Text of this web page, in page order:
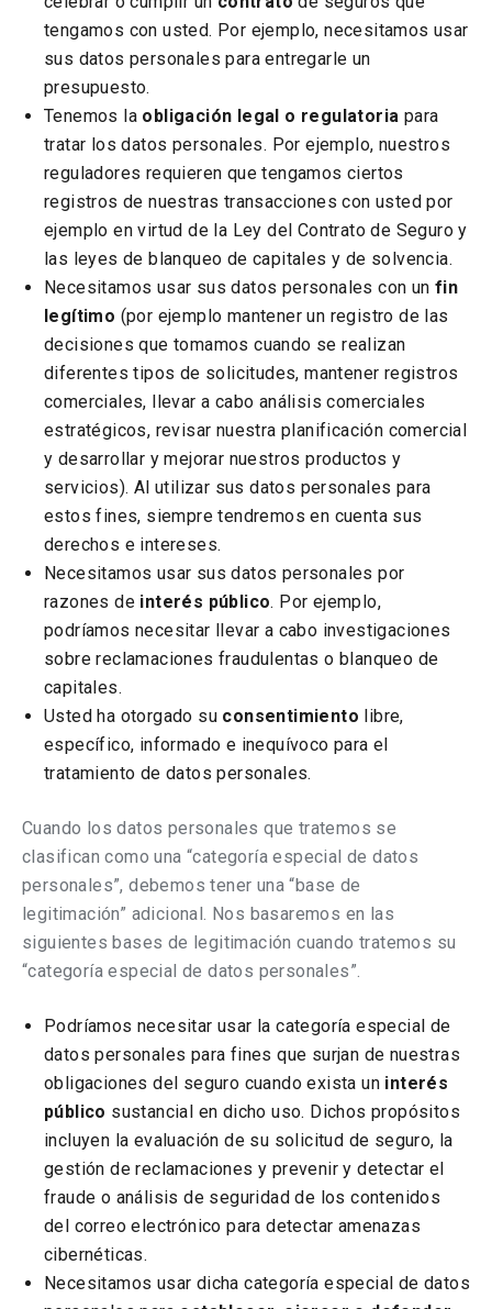
tengamos con usted. Por ejemplo, necesitamos usar
sus datos personales para entregarle un
presupuesto.
Tenemos la obligación legal o regulatoria para
tratar los datos personales. Por ejemplo, nuestros
reguladores requieren que tengamos ciertos
registros de nuestras transacciones con usted por
ejemplo en virtud de la Ley del Contrato de Seguro y
las leyes de blanqueo de capitales y de solvencia.
Necesitamos usar sus datos personales con un fin
legítimo (por ejemplo mantener un registro de las
decisiones que tomamos cuando se realizan
diferentes tipos de solicitudes, mantener registros
comerciales, llevar a cabo análisis comerciales
estratégicos, revisar nuestra planificación comercial
y desarrollar y mejorar nuestros productos y
servicios). Al utilizar sus datos personales para
estos fines, siempre tendremos en cuenta sus
derechos e intereses.
Necesitamos usar sus datos personales por
razones de interés público. Por ejemplo,
podríamos necesitar llevar a cabo investigaciones
sobre reclamaciones fraudulentas o blanqueo de
capitales.
Usted ha otorgado su consentimiento libre,
específico, informado e inequívoco para el
tratamiento de datos personales.
Cuando los datos personales que tratemos se
clasifican como una “categoría especial de datos
personales”, debemos tener una “base de
legitimación” adicional. Nos basaremos en las
siguientes bases de legitimación cuando tratemos su
“categoría especial de datos personales”.
Podríamos necesitar usar la categoría especial de
datos personales para fines que surjan de nuestras
obligaciones del seguro cuando exista un interés
público sustancial en dicho uso. Dichos propósitos
incluyen la evaluación de su solicitud de seguro, la
gestión de reclamaciones y prevenir y detectar el
fraude o análisis de seguridad de los contenidos
del correo electrónico para detectar amenazas
cibernéticas.
Necesitamos usar dicha categoría especial de datos